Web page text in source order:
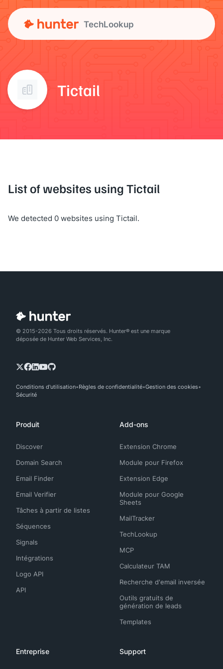
TechLookup
Tictail
List of websites using Tictail
We detected 0 websites using Tictail.
© 2015-2026 Tous droits réservés. Hunter® est une marque
déposée de Hunter Web Services, Inc.
Conditions d'utilisation Règles de confidentialité Gestion des cookies
Sécurité
Produit
Discover
Domain Search
Email Finder
Email Verifier
Tâches à partir de listes
Séquences
Signals
Intégrations
Logo API
API
Add-ons
Extension Chrome
Module pour Firefox
Extension Edge
Module pour Google
Sheets
MailTracker
TechLookup
MCP
Calculateur TAM
Recherche d'email inversée
Outils gratuits de
génération de leads
Templates
Entreprise Support